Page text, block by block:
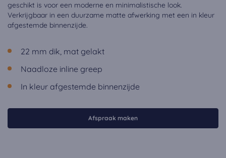
geschikt is voor een moderne en minimalistische look.
Verkrijgbaar in een duurzame matte afwerking met een in kleur
afgestemde binnenzijde.
22 mm dik, mat gelakt
Naadloze inline greep
In kleur afgestemde binnenzijde
Afspraak maken